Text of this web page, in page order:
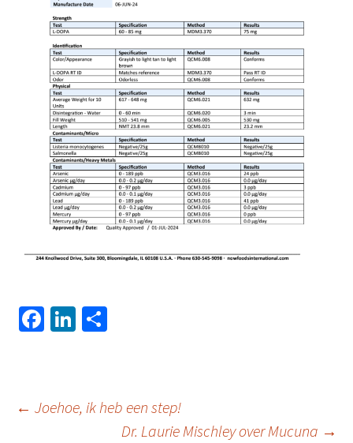
Fa
o
Li
dI
n
n
Berichtnavigatie
← Joehoe, ik heb een step!
Dr. Laurie Mischley over Mucuna →